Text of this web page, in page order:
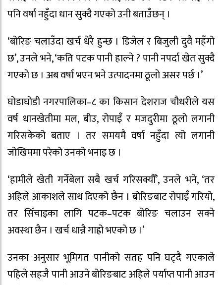
पनि वर्षा नहुँदा धान सुक्दै गएको उनी बताउँछन् ।
‘बोरिङ चलाउँदा खर्च धेरै हुन्छ । डिजेल र बिजुली दुवै महँगो
छ’, उनले भने, ‘कति पटक पानी हाल्ने ? पानी नपर्दा खेत सुक्दै
गएको छ । अब वर्षा भएन भने उत्पादनमा ठूलो असर पर्छ ।’
घोडाघोडी नगरपालिका–८ का किसान देशराज चौधरीले यस
वर्ष धानखेतीमा मल, बीउ, रोपाइँ र मजदुरीमा ठूलो लगानी
गरिसकेको बताए । तर समयमै वर्षा नहुँदा त्यो लगानी
जोखिममा परेको उनको भनाइ छ ।
‘हामीले खेती गर्नेबेला सबै खर्च गरिसक्यौँ’, उनले भने, ‘तर
अहिले आकाशले साथ दिएको छैन । बोरिङबाट रोपाइँ गरियो,
तर सिँचाइका लागि पटक–पटक बोरिङ चलाउन सक्ने
अवस्था छैन । खर्च धान्नै गाह्रो भएको छ ।’
उनका अनुसार भूमिगत पानीको सतह पनि घट्दै गएकाले
पहिले सहजै पानी आउने बोरिङबाट अहिले पर्याप्त पानी आउन